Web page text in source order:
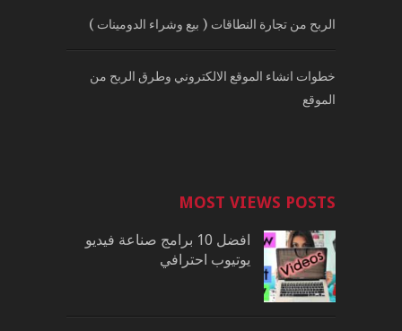
الربح من تجارة النطاقات ( بيع وشراء الدومينات )
خطوات انشاء الموقع الالكتروني وطرق الربح من
الموقع
MOST VIEWS POSTS
افضل 10 برامج صناعة فيديو
يوتيوب احترافي